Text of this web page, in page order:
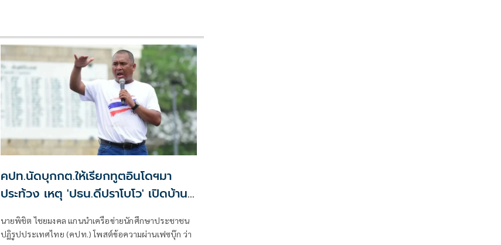
คปท.นัดบุกกต.ให้เรียกทูตอินโดฯมา
ประท้วง เหตุ 'ปธน.ดีปราโบโว' เปิดบ้าน
นายพิชิต ไชยมงคล แกนนำเครือข่ายนักศึกษาประชาชน
ปฏิรูปประเทศไทย (คปท.) โพสต์ข้อความผ่านเฟซบุ๊ก ว่า